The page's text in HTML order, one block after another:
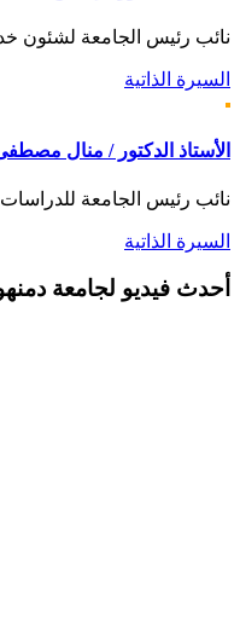
نائب رئيس الجامعة لشئون
السيرة الذاتية
الأستاذ الدكتور / منال
نائب رئيس الجامعة للدراسات
السيرة الذاتية
أحدث فيديو لجامعة